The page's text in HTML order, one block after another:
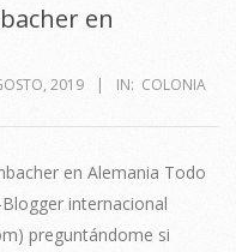
en
2019 IN: COLONIA
en Alemania Todo
internacional
preguntándome si